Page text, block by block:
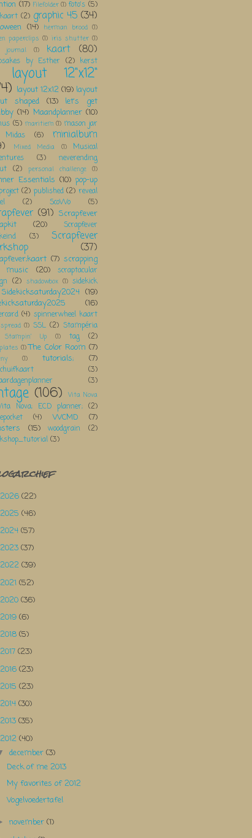
(17) Filefolder (1) foto's (5)
(2) graphic 45 (34)
(14) herman brood (1)
paperclips (1) iris shutter (1)
journal
(1) kaart (80)
by Esther (2) kerst
layout 12"x12"
layout 12x12 (19) layout
shaped
(13)
let's get
(14) Maandplanner (10)
(5) maritiem (1) mason jar
Midas (6) minialbum
Mixed Media (1)
Musical
(3)
neverending
(2) personal challenge (1)
Essentials (10) pop-up
(2) published (2) reveal
(2) ScoWo (5)
(91) Scrapfever
(20)
Scrapfever
(3) Scrapfever
(37)
(7) scrapping
music
(20)
scraptacular
(2) shadowbox (1) sidekick
Sidekicksaturday2024 (19)
(16)
(4) spinnerwheel kaart
spread (1) SSL (2) Stampéria
Stampin' Up (1) tag (2)
(1) The Color Room (7)
(1) tutorials; (7)
(3)
(3)
(106)
Vita Nova
Nova; ECD planner; (2)
(4) WCMD
(7)
(15) woodgrain
(2)
(3)
2026 (22)
2025 (46)
2024 (57)
2023 (37)
2022 (39)
2021 (52)
2020 (36)
2019 (6)
2018 (5)
2017 (23)
2016 (23)
2015 (23)
2014 (30)
2013 (35)
2012 (40)
december(3)
Deck of me 2013
My favorites of 2012
Vogelvoedertafel
november(1)